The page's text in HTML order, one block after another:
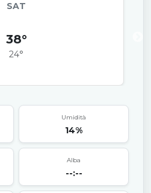
SAT
38°
24°
Umidità
14%
Alba
--:--